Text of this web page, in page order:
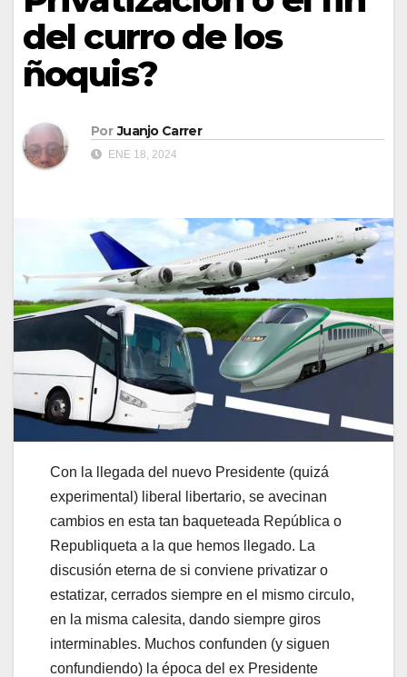
del curro de los
ñoquis?
Por Juanjo Carrer
ENE 18, 2024
Con la llegada del nuevo Presidente (quizá
experimental) liberal libertario, se avecinan
cambios en esta tan baqueteada República o
Republiqueta a la que hemos llegado. La
discusión eterna de si conviene privatizar o
estatizar, cerrados siempre en el mismo circulo,
en la misma calesita, dando siempre giros
interminables. Muchos confunden (y siguen
confundiendo) la época del ex Presidente